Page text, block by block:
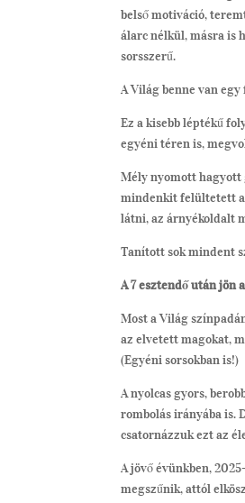
belső motiváció,
álarc nélkül, másra is
sorsszerű.
A Világ benne van
Ez a kisebb léptékű
egyéni téren is,
Mély nyomott hagyott
mindenkit felültetett
látni, az árnyékoldalt
Tanított sok mindent
A 7 esztendő után jön
Most a Világ
az elvetett magokat,
(Egyéni sorsokban is!)
A nyolcas gyors,
rombolás irányába is.
csatornázzuk ezt az
A jövő évünkben,
megszűnik, attól